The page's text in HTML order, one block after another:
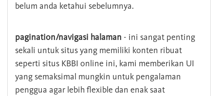
belum anda ketahui sebelumnya.
pagination/navigasi halaman - ini sangat penting
sekali untuk situs yang memiliki konten ribuat
seperti situs KBBI online ini, kami memberikan UI
yang semaksimal mungkin untuk pengalaman
penggua agar lebih flexible dan enak saat